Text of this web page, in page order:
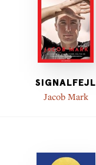
SIGNALFEJL
Jacob Mark